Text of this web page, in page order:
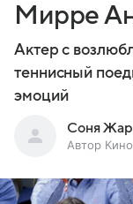
Мирре
Актер с
теннисный
эмоций
Соня
Автор